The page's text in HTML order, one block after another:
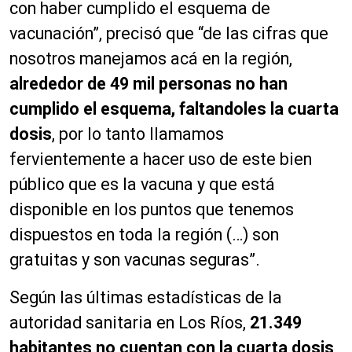
con haber cumplido el esquema de
vacunación”, precisó que “de las cifras que
nosotros manejamos acá en la región,
alrededor de 49 mil personas no han
cumplido el esquema, faltandoles la cuarta
dosis, por lo tanto llamamos
fervientemente a hacer uso de este bien
público que es la vacuna y que está
disponible en los puntos que tenemos
dispuestos en toda la región (…) son
gratuitas y son vacunas seguras”.
Según las últimas estadísticas de la
autoridad sanitaria en Los Ríos, 21.349
habitantes no cuentan con la cuarta dosis